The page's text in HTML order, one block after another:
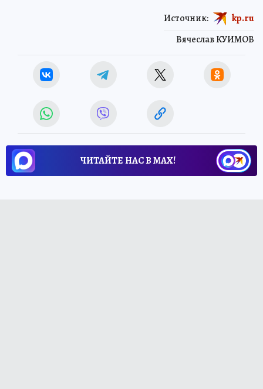
Вячеслав КУИМОВ
Источник: kp.ru
ЧИТАЙТЕ НАС В МАХ!